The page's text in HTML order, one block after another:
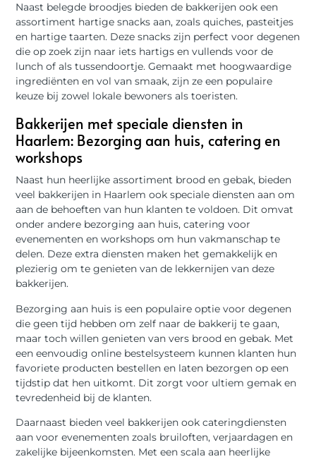
Naast belegde broodjes bieden de bakkerijen ook een
assortiment hartige snacks aan, zoals quiches, pasteitjes
en hartige taarten. Deze snacks zijn perfect voor degenen
die op zoek zijn naar iets hartigs en vullends voor de
lunch of als tussendoortje. Gemaakt met hoogwaardige
ingrediënten en vol van smaak, zijn ze een populaire
keuze bij zowel lokale bewoners als toeristen.
Bakkerijen met speciale diensten in
Haarlem: Bezorging aan huis, catering en
workshops
Naast hun heerlijke assortiment brood en gebak, bieden
veel bakkerijen in Haarlem ook speciale diensten aan om
aan de behoeften van hun klanten te voldoen. Dit omvat
onder andere bezorging aan huis, catering voor
evenementen en workshops om hun vakmanschap te
delen. Deze extra diensten maken het gemakkelijk en
plezierig om te genieten van de lekkernijen van deze
bakkerijen.
Bezorging aan huis is een populaire optie voor degenen
die geen tijd hebben om zelf naar de bakkerij te gaan,
maar toch willen genieten van vers brood en gebak. Met
een eenvoudig online bestelsysteem kunnen klanten hun
favoriete producten bestellen en laten bezorgen op een
tijdstip dat hen uitkomt. Dit zorgt voor ultiem gemak en
tevredenheid bij de klanten.
Daarnaast bieden veel bakkerijen ook cateringdiensten
aan voor evenementen zoals bruiloften, verjaardagen en
zakelijke bijeenkomsten. Met een scala aan heerlijke